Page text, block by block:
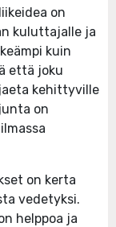
on
kuluttajalle ja
kuin
että joku
kehittyville
on
on kerta
vedetyksi.
helppoa ja